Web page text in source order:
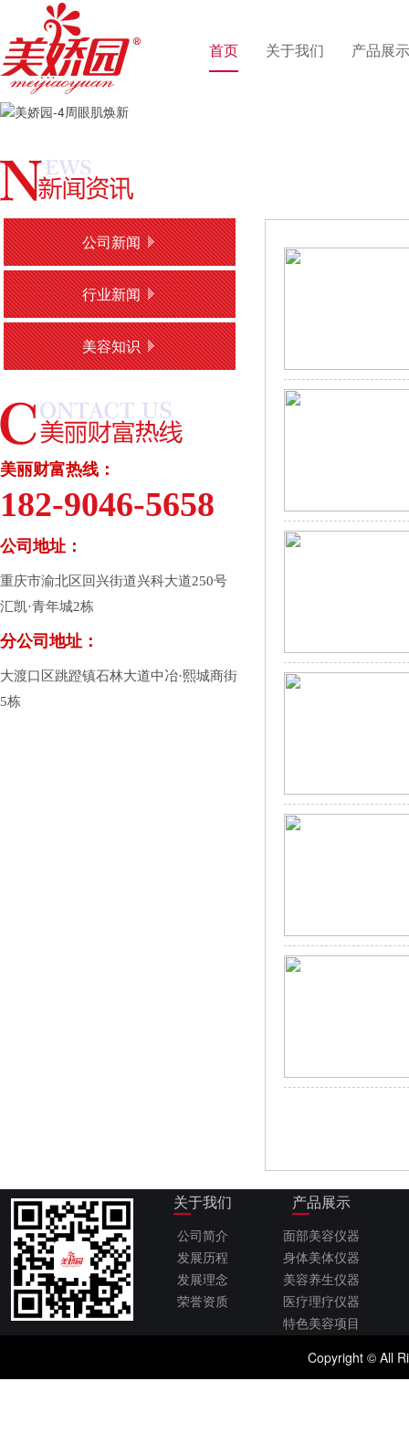
首页 关于我们 产品展示
公司新闻
行业新闻
美容知识
美丽财富热线：
182-9046-5658
公司地址：
重庆市渝北区回兴街道兴科大道250号
汇凯·青年城2栋
分公司地址：
大渡口区跳蹬镇石林大道中冶·熙城商街
5栋
关于我们
公司简介
发展历程
发展理念
荣誉资质
产品展示
面部美容仪器
身体美体仪器
美容养生仪器
医疗理疗仪器
特色美容项目
Copyright © All